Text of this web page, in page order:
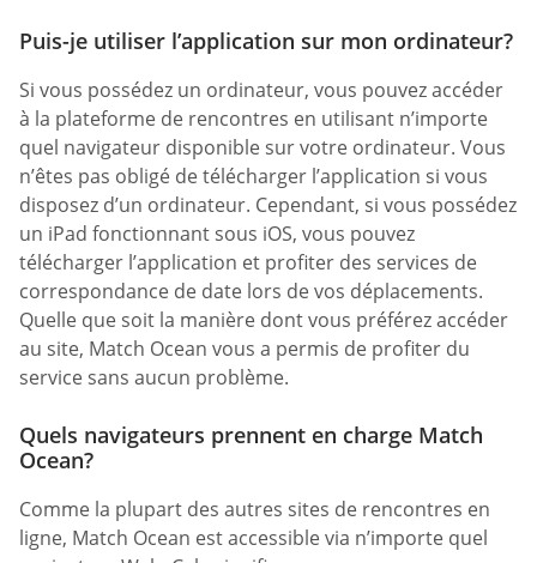
Puis-je utiliser l’application sur mon ordinateur?
Si vous possédez un ordinateur, vous pouvez accéder
à la plateforme de rencontres en utilisant n’importe
quel navigateur disponible sur votre ordinateur. Vous
n’êtes pas obligé de télécharger l’application si vous
disposez d’un ordinateur. Cependant, si vous possédez
un iPad fonctionnant sous iOS, vous pouvez
télécharger l’application et profiter des services de
correspondance de date lors de vos déplacements.
Quelle que soit la manière dont vous préférez accéder
au site, Match Ocean vous a permis de profiter du
service sans aucun problème.
Quels navigateurs prennent en charge Match
Ocean?
Comme la plupart des autres sites de rencontres en
ligne, Match Ocean est accessible via n’importe quel